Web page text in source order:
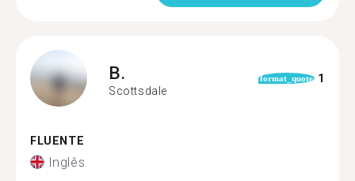
B.
Scottsdale
format_quote 1
FLUENTE
Inglês